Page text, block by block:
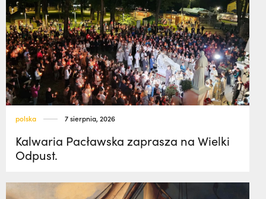
polska 7 sierpnia, 2026
Kalwaria Pacławska zaprasza na Wielki
Odpust.